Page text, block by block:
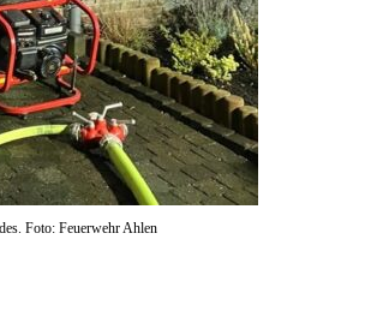
Foto: Feuerwehr Ahlen